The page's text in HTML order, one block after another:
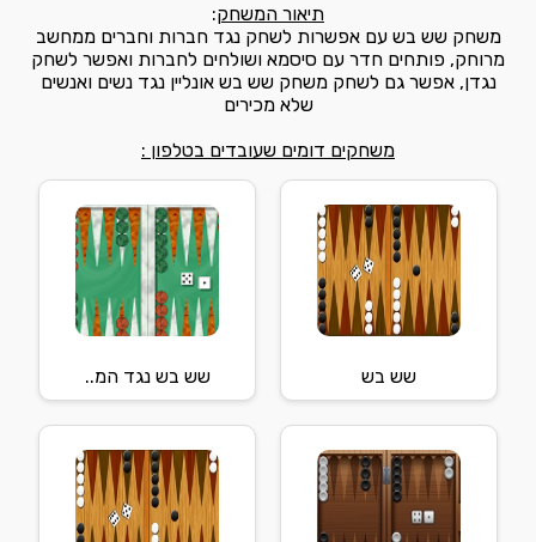
תיאור המשחק:
משחק שש בש עם אפשרות לשחק נגד חברות וחברים ממחשב
מרוחק, פותחים חדר עם סיסמא ושולחים לחברות ואפשר לשחק
נגדן, אפשר גם לשחק משחק שש בש אונליין נגד נשים ואנשים
שלא מכירים
משחקים דומים שעובדים בטלפון :
שש בש שש בש נגד המ..